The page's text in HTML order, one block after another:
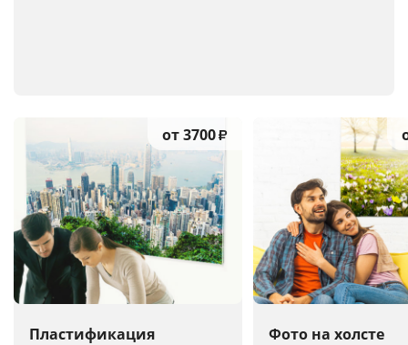
Пластификация
от 3700₽
Фото на холсте